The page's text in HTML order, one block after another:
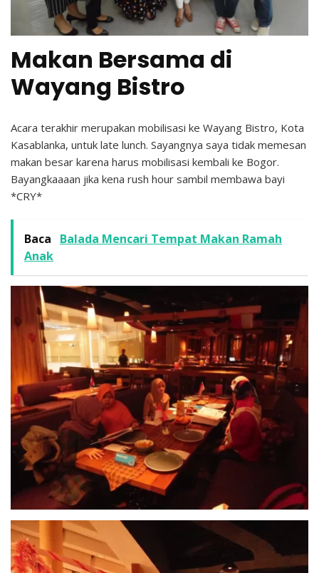
Makan Bersama di
Wayang Bistro
Acara terakhir merupakan mobilisasi ke Wayang Bistro, Kota
Kasablanka, untuk late lunch. Sayangnya saya tidak memesan
makan besar karena harus mobilisasi kembali ke Bogor.
Bayangkaaaan jika kena rush hour sambil membawa bayi
*CRY*
Baca
Balada Mencari Tempat Makan Ramah
Anak